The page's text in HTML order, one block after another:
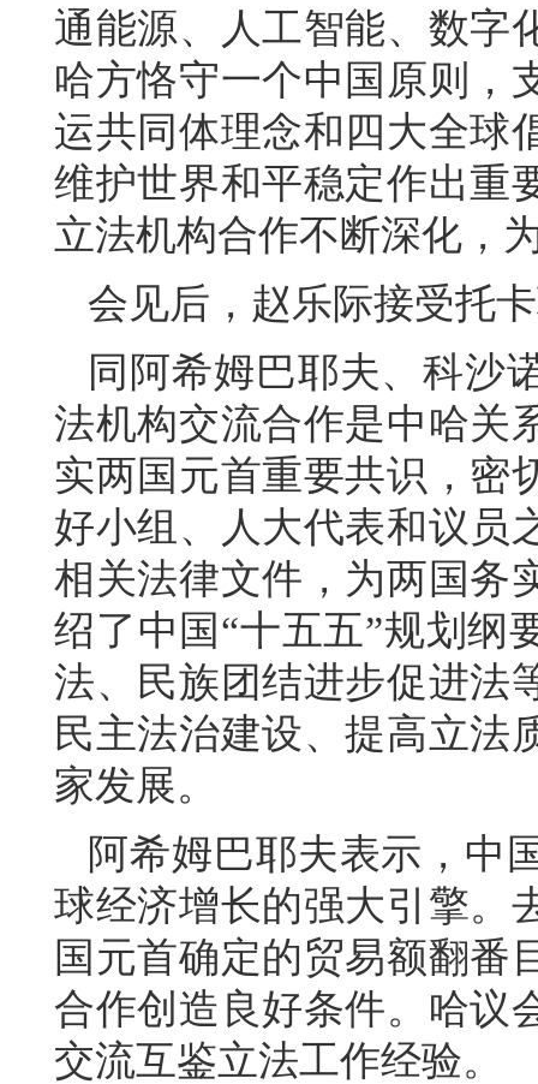
通能源、人工智能、数字
哈方恪守一个中国原则，
运共同体理念和四大全球
维护世界和平稳定作出重
立法机构合作不断深化，
会见后，赵乐际接受托
同阿希姆巴耶夫、科沙
法机构交流合作是中哈关
实两国元首重要共识，密
好小组、人大代表和议员
相关法律文件，为两国务
绍了中国“十五五”规划纲
法、民族团结进步促进法
民主法治建设、提高立法
家发展。
阿希姆巴耶夫表示，中
球经济增长的强大引擎。
国元首确定的贸易额翻番
合作创造良好条件。哈议
交流互鉴立法工作经验。